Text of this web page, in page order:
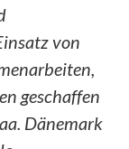
von
geschaffen
Dänemark